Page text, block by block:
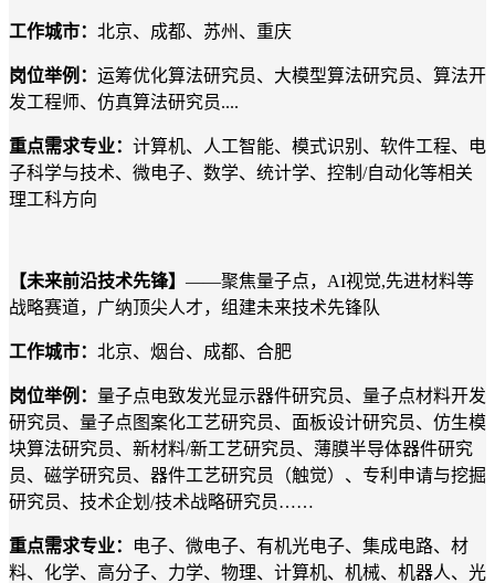
工作城市： 北京、成都、苏州、重庆
岗位举例： 运筹优化算法研究员、大模型算法研究员、算法开
发工程师、仿真算法研究员....
重点需求专业： 计算机、人工智能、模式识别、软件工程、电
子科学与技术、微电子、数学、统计学、控制 /自动化等相关
理工科方向
【未来前沿技术先锋】 ——聚焦量子点，AI视觉,先进材料等
战略赛道，广纳顶尖人才，组建未来技术先锋队
工作城市： 北京、 烟台、 成都、合肥
岗位举例： 量子点电致发光显示器件研究员、量子点材料开发
研究员、量子点图案化工艺研究员、面板设计研究员、仿生模
块算法研究员、新材料/新工艺研究员、薄膜半导体器件研究
员、磁学研究员、器件工艺研究员（触觉）、专利申请与挖掘
研究员、技术企划/技术战略研究员……
重点需求专业： 电子、 微电子、有机光电子、集成电路、材
料、化学、高分子、力学、物理、计算机、机械、机器人、光